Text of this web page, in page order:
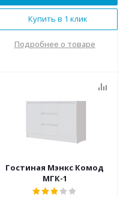
Купить в 1 клик
Подробнее о товаре
Гостиная Мэнкс Комод
МГК-1